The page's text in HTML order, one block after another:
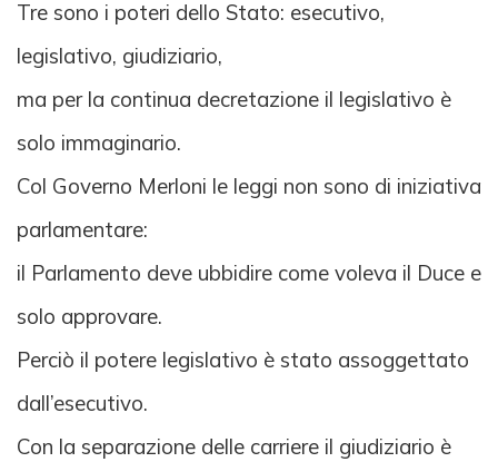
Tre sono i poteri dello Stato: esecutivo,
legislativo, giudiziario,
ma per la continua decretazione il legislativo è
solo immaginario.
Col Governo Merloni le leggi non sono di iniziativa
parlamentare:
il Parlamento deve ubbidire come voleva il Duce e
solo approvare.
Perciò il potere legislativo è stato assoggettato
dall’esecutivo.
Con la separazione delle carriere il giudiziario è